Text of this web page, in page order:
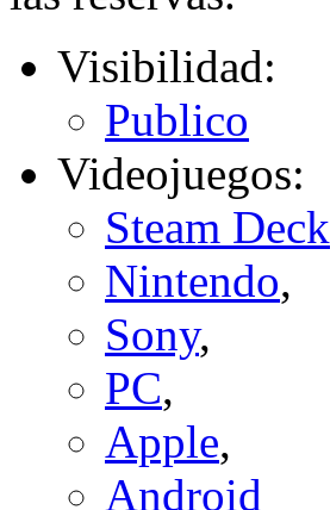
Visibilidad:
Publico
Videojuegos:
Steam Deck
Nintendo,
Sony,
PC,
Apple,
Android